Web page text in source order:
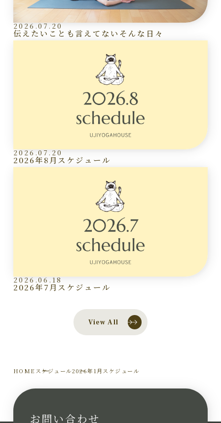
2026.07.20
伝えたいことも言えてないそんな日々
2026.07.20
2026年8月スケジュール
2026.06.18
2026年7月スケジュール
View All
HOME スケジュール2026年1月スケジュール
お問い合わせ